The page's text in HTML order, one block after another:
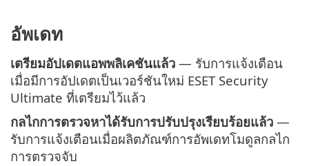
อัพเดท
เตรียมอัปเดตแอพพลิเคชันแล้ว — รับการแจ้งเตือน
เมื่อมีการอัปเดตเป็นเวอร์ชันใหม่ ESET Security
Ultimate ที่เตรียมไว้แล้ว
กลไกการตรวจหาได้รับการปรับปรุงเรียบร้อยแล้ว —
รับการแจ้งเตือนเมื่อผลิตภัณฑ์การอัพเดทโมดูลกลไก
การตรวจจับ